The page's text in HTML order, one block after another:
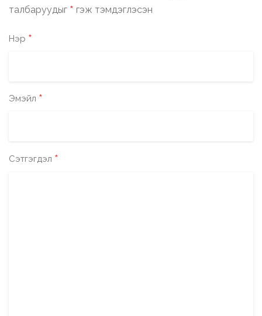
талбаруудыг * гэж тэмдэглэсэн
Нэр *
Эмэйл *
Сэтгэгдэл *